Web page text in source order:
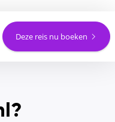
Deze reis nu boeken